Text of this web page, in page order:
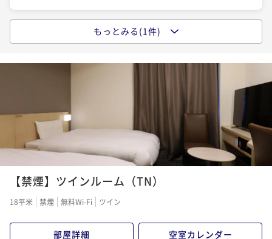
【大浴場×サウナでととのう！】ドーミーインスタン
ダードプラン!!＜朝食付き＞
最大7％OFF
¥11,700~
¥ 10,881 ~
もっとみる(1件)
【禁煙】ツインルーム（TN）
18平米 禁煙 無料Wi-Fi ツイン
部屋詳細 空室カレンダー